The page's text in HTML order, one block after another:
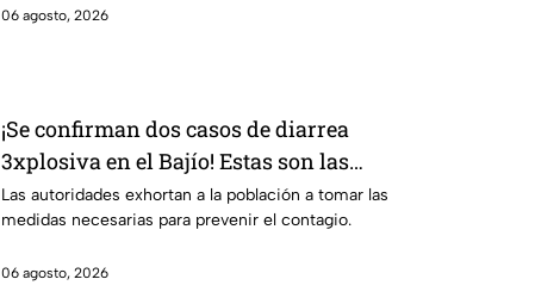
06 agosto, 2026
¡Se confirman dos casos de diarrea
3xplosiva en el Bajío! Estas son las
medidas para evitar el contagio
Las autoridades exhortan a la población a tomar las
medidas necesarias para prevenir el contagio.
06 agosto, 2026